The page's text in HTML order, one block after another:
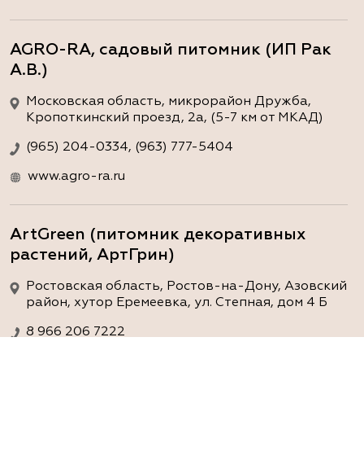
AGRO-RA, садовый питомник (ИП Рак
А.В.)
Московская область, микрорайон Дружба,
Кропоткинский проезд, 2а, (5-7 км от МКАД)
(965) 204-0334, (963) 777-5404
www.agro-ra.ru
ArtGreen (питомник декоративных
растений, АртГрин)
Ростовская область, Ростов-на-Дону, Азовский
район, хутор Еремеевка, ул. Степная, дом 4 Б
8 966 206 7222